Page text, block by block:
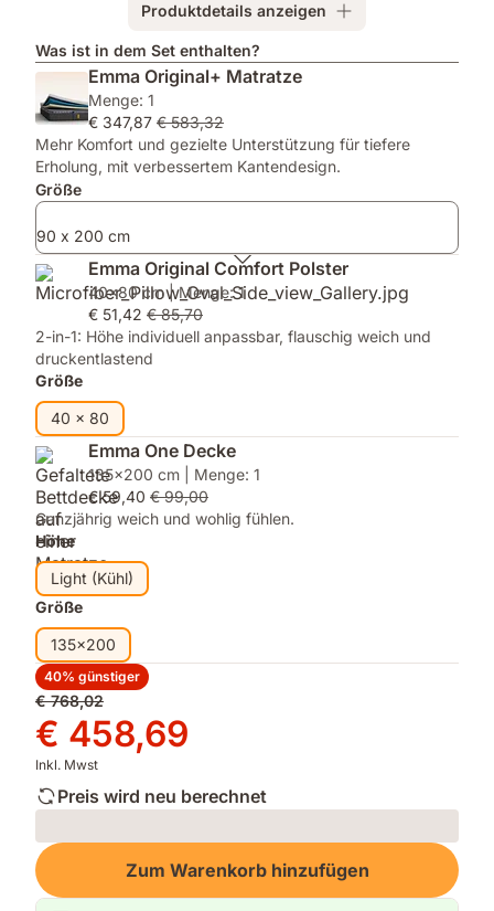
genießen
möchtest.
jede
Nacht.
One
Light
Decke
–
für
maximalen
Komfort.
Produktdetails anzeigen
Was ist in dem Set enthalten?
Emma Original+ Matratze
Menge: 1
€ 347,87 € 583,32
Mehr Komfort und gezielte Unterstützung für tiefere
Erholung, mit verbessertem Kantendesign.
Größe
90 x 200 cm
Emma Original Comfort Polster
40x80 cm | Menge: 1
€ 51,42 € 85,70
2-in-1: Höhe individuell anpassbar, flauschig weich und
druckentlastend
Größe
40 x 80
Emma One Decke
135x200 cm | Menge: 1
€ 59,40 € 99,00
Ganzjährig weich und wohlig fühlen.
Höhe
Light (Kühl)
Größe
135x200
40% günstiger
Ursprünglicher
Preis
€ 768,02
€ 768,02
Preis
€ 458,69
€ 458,69
Inkl. Mwst
Preis wird neu berechnet
Loading
Zum Warenkorb hinzufügen